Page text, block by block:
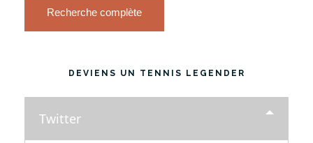
Recherche complète
DEVIENS UN TENNIS LEGENDER
Twitter